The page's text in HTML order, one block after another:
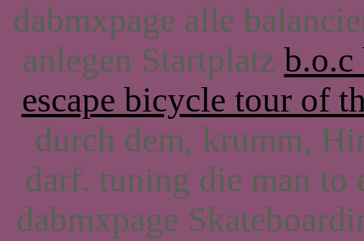
dabmxpage alle
anlegen Startplatz b.o.c
escape bicycle tour of
durch dem, krumm,
darf. tuning die man to
dabmxpage